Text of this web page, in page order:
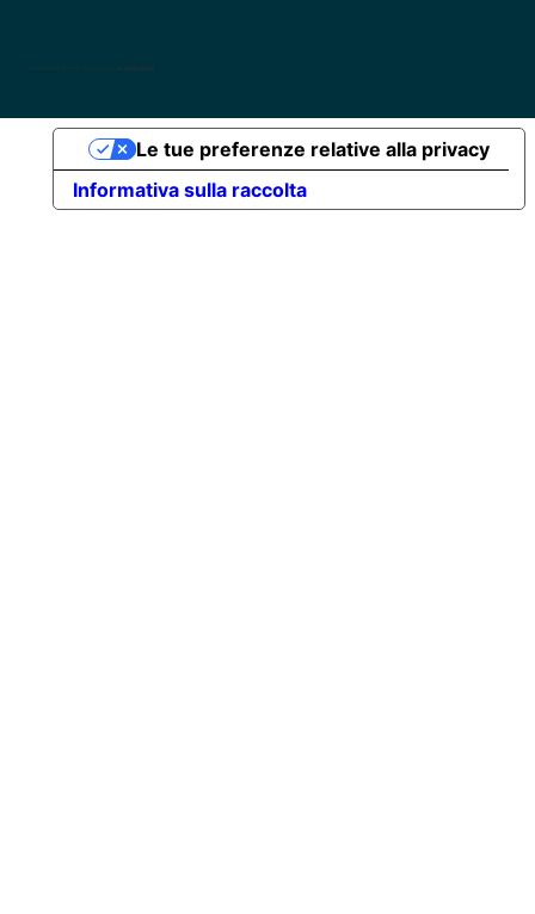
kristiandodaj
Informativa sulla raccolta
Le tue preferenze relative alla privacy